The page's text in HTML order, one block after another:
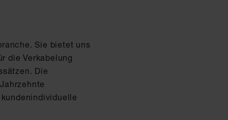
Sie bietet uns
die Verkabelung
Die